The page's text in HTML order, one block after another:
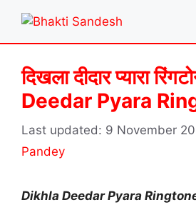
content
दिखला दीदार प्यारा
Deedar Pyara
9 November
Pandey
Dikhla Deedar Pyara